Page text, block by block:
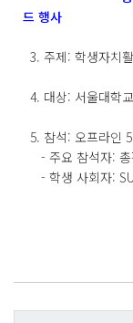
드 행사
3. 주제: 학생자치
4. 대상: 서울대학
5. 참석: 오프라인
- 주요 참석자: 총
- 학생 사회자: